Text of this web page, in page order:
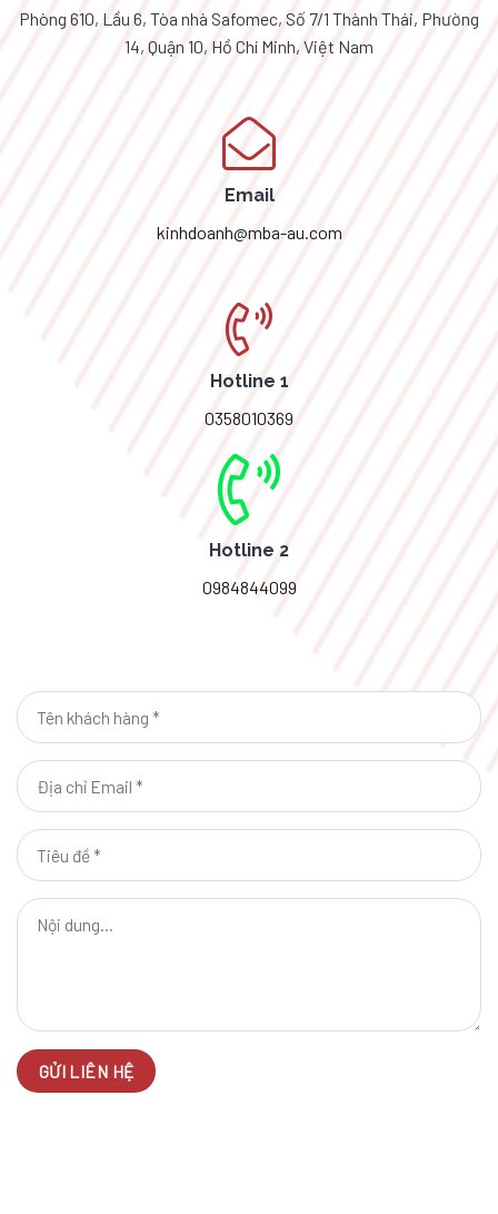
Phòng 610, Lầu 6, Tòa nhà Safomec, Số 7/1 Thành Thái, Phường
14, Quận 10, Hồ Chí Minh, Việt Nam
Email
kinhdoanh@mba-au.com
Hotline 1
0358010369
Hotline 2
0984844099